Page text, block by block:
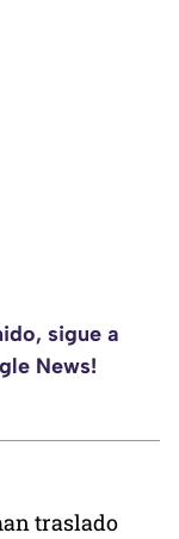
sigue a
News!
traslado